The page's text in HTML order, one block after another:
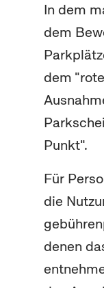
In dem
dem
dem
Punkt".
Für
die
denen